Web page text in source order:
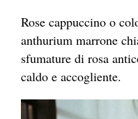
Rose cappuccino o
anthurium marrone
sfumature di rosa
caldo e accogliente.